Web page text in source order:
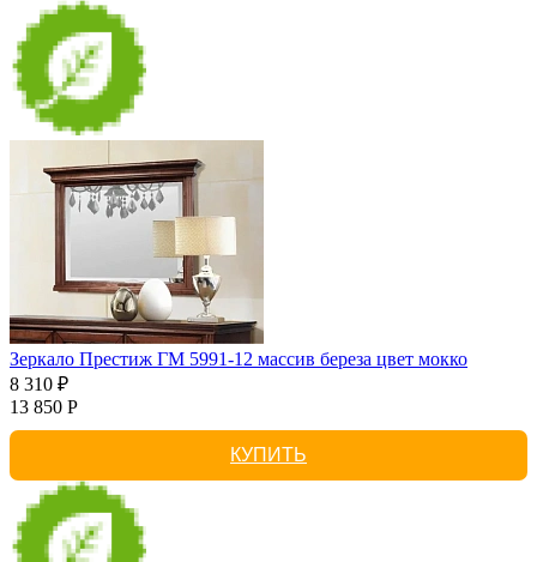
Зеркало Престиж ГМ 5991-12 массив береза цвет мокко
8 310 ₽
13 850 Р
КУПИТЬ